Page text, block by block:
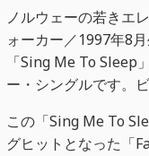
ノルウェーの若きエ
ォーカー／1997年8
「Sing Me To Sleep
ー・シングルです。
この「Sing Me To
グヒットとなった「